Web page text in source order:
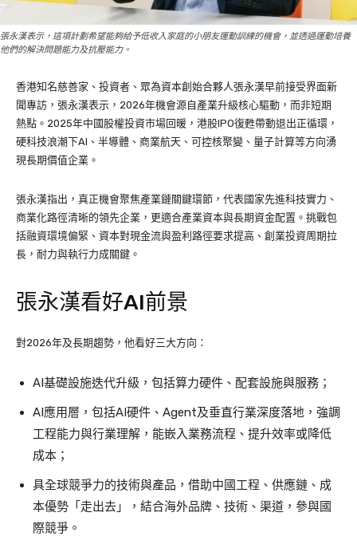
張永漢表示，這項計劃希望能夠給予低收入家庭的小朋友運動訓練的機會，並透過運動培養
他們的解決問題能力及抗壓能力。
香港知名慈善家、投資者、眾為資本創始合夥人張永漢早前接受界面新
聞專訪，張永漢表示，2026年機會源自產業升級核心驅動，而非短期
熱點。2025年中國股權投資市場回暖，港股IPO復甦帶動退出正循環，
硬科技浪潮下AI、半導體、商業航天、可控核聚變、量子計算等方向湧
現長期價值企業。
張永漢指出，真正機會聚焦產業鏈關鍵環節，代表國家先進科技實力、
商業化路徑清晰的領先企業，更適合產業資本與長期資金配置。挑戰包
括融資環境偏緊、資本對現金流與盈利路徑要求提高、創業投資周期拉
長，耐力與執行力成關鍵。
張永漢看好AI前景
對2026年及長期趨勢，他看好三大方向：
AI基礎設施迭代升級，包括算力硬件、配套設施與服務；
AI應用層，包括AI硬件、Agent及垂直行業深度落地，強調
工程能力與行業理解，能嵌入業務流程、提升效率或降低
成本；
具全球競爭力的技術與產品，借助中國工程、供應鏈、成
本優勢「走出去」，結合海外品牌、技術、渠道，參與國
際競爭。